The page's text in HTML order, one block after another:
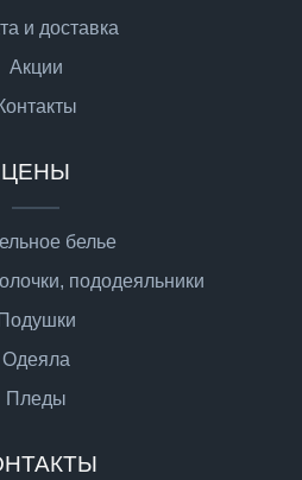
и доставка
Акции
ЦЕНЫ
белье
пододеяльники
Подушки
Одеяла
Пледы